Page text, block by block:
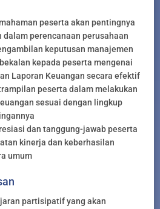
peserta akan pentingnya
dalam perencanaan perusahaan
keputusan manajemen
kepada peserta mengenai
Laporan Keuangan secara efektif
peserta dalam melakukan
sesuai dengan lingkup
dan tanggung-jawab peserta
kinerja dan keberhasilan
umum
partisipatif yang akan